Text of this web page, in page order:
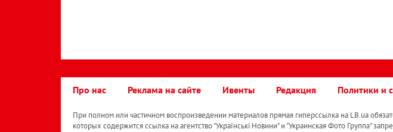
Про нас Реклама на сайте Ивенты Редакция Политики и
При полном или частичном воспроизведении материалов прямая гиперссылка на LB.ua
которых содержится ссылка на агентство "Українськi Новини" и "Украинская Фото Группа"